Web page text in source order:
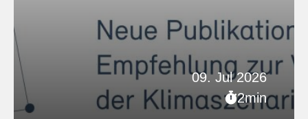
09. Jul 2026
2min